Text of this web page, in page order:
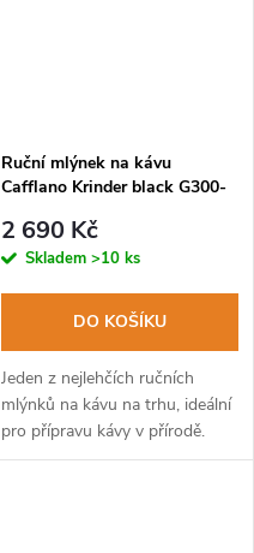
Ruční mlýnek na kávu
Cafflano Krinder black G300-
2 690 Kč
Skladem >10 ks
DO KOŠÍKU
Jeden z nejlehčích ručních
mlýnků na kávu na trhu, ideální
pro přípravu kávy v přírodě.